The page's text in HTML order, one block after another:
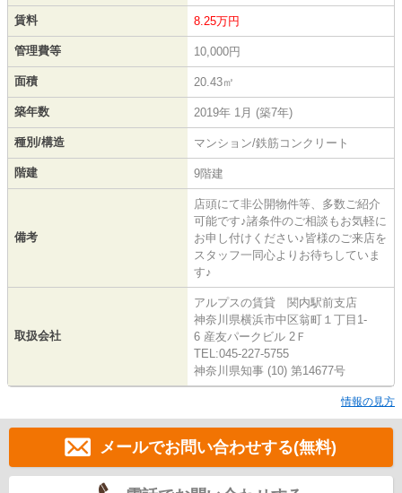
賃料 8.25万円
管理費等 10,000円
面積 20.43㎡
築年数 2019年 1月 (築7年)
種別/構造 マンション/鉄筋コンクリート
階建 9階建
備考
店頭にて非公開物件等、多数ご紹介
可能です♪諸条件のご相談もお気軽に
お申し付けください♪皆様のご来店を
スタッフ一同心よりお待ちしていま
す♪
取扱会社
アルプスの賃貸 関内駅前支店
神奈川県横浜市中区翁町１丁目1-
6 産友パークビル 2Ｆ
TEL:045-227-5755
神奈川県知事 (10) 第14677号
情報の見方
メールでお問い合わせする(無料)